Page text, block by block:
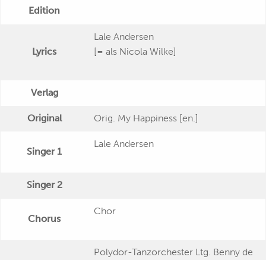
Edition
Lyrics
Lale Andersen
[= als Nicola Wilke]
Verlag
Original Orig. My Happiness [en.]
Singer 1
Lale Andersen
Singer 2
Chorus
Chor
Polydor-Tanzorchester Ltg. Benny de